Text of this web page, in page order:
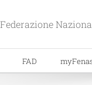
Federazione
FAD